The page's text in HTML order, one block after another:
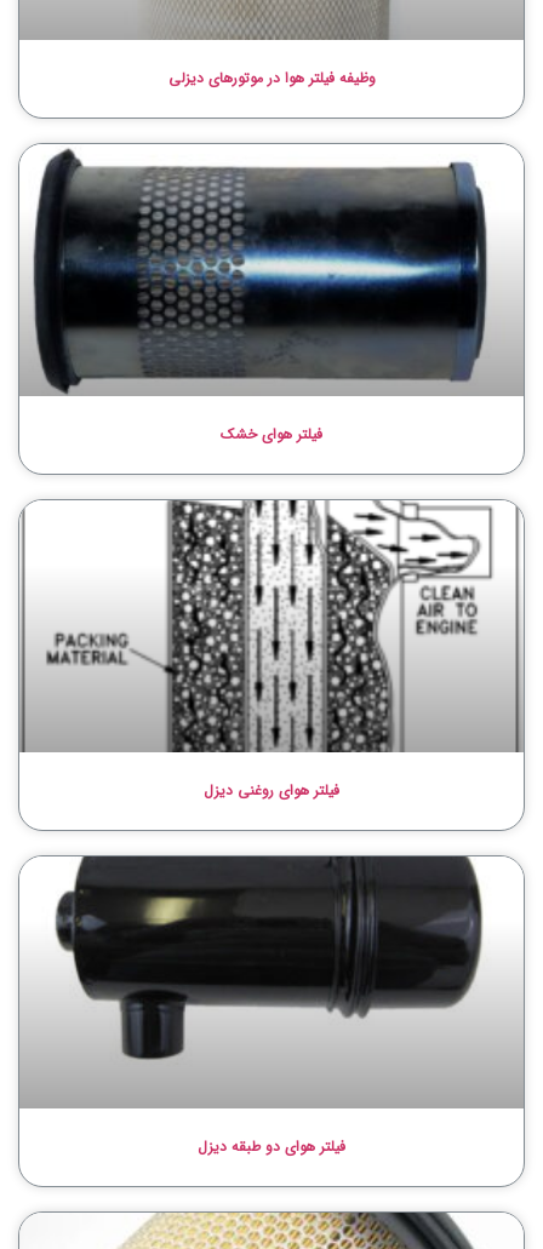
وظیفه فیلتر هوا در موتورهای دیزلی
فیلتر هوای خشک
فیلتر هوای روغنی دیزل
فیلتر هوای دو طبقه دیزل